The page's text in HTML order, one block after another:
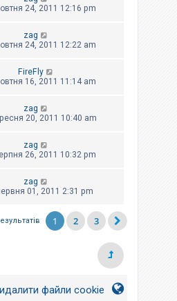
24, 2011 12:16 pm
zag
24, 2011 12:22 am
FireFly
16, 2011 11:14 am
zag
20, 2011 10:40 am
zag
26, 2011 10:32 pm
zag
01, 2011 2:31 pm
1 2 3
файли cookie